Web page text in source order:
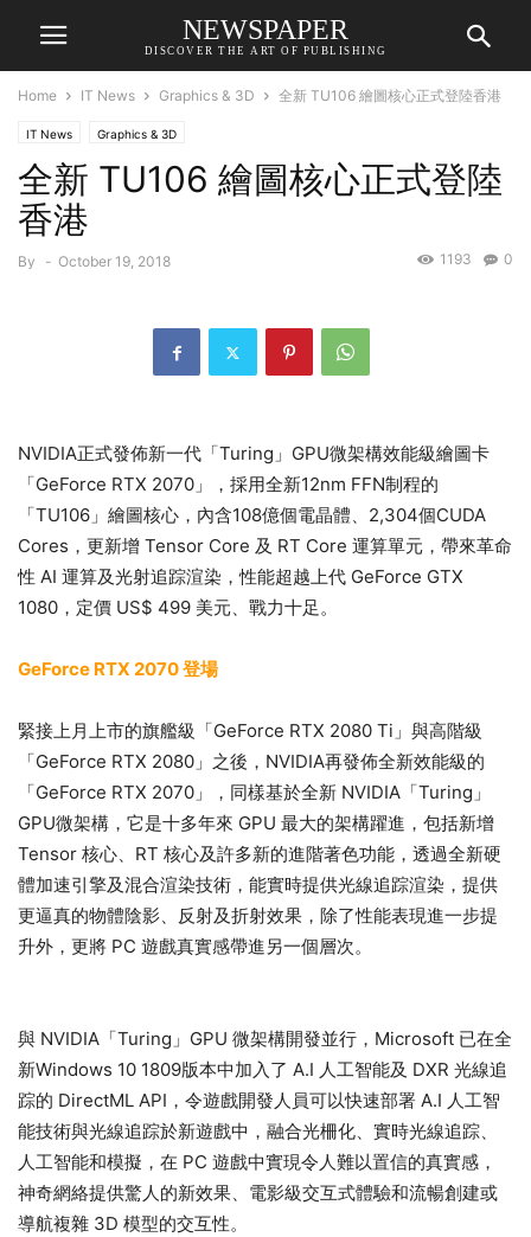
NEWSPAPER
DISCOVER THE ART OF PUBLISHING
Home IT News Graphics & 3D 全新 TU106 繪圖核心正式登陸香港
IT News Graphics & 3D
全新 TU106 繪圖核心正式登陸
香港
By - October 19, 2018 0
1193
NVIDIA正式發佈新一代「Turing」GPU微架構效能級繪圖卡
「GeForce RTX 2070」，採用全新12nm FFN制程的
「TU106」繪圖核心，內含108億個電晶體、2,304個CUDA
Cores，更新增 Tensor Core 及 RT Core 運算單元，帶來革命
性 AI 運算及光射追踪渲染，性能超越上代 GeForce GTX
1080，定價 US$ 499 美元、戰力十足。
GeForce RTX 2070 登場
緊接上月上市的旗艦級「GeForce RTX 2080 Ti」與高階級
「GeForce RTX 2080」之後，NVIDIA再發佈全新效能級的
「GeForce RTX 2070」，同樣基於全新 NVIDIA「Turing」
GPU微架構，它是十多年來 GPU 最大的架構躍進，包括新增
Tensor 核心、RT 核心及許多新的進階著色功能，透過全新硬
體加速引擎及混合渲染技術，能實時提供光線追踪渲染，提供
更逼真的物體陰影、反射及折射效果，除了性能表現進一步提
升外，更將 PC 遊戲真實感帶進另一個層次。
與 NVIDIA「Turing」GPU 微架構開發並行，Microsoft 已在全
新Windows 10 1809版本中加入了 A.I 人工智能及 DXR 光線追
踪的 DirectML API，令遊戲開發人員可以快速部署 A.I 人工智
能技術與光線追踪於新遊戲中，融合光柵化、實時光線追踪、
人工智能和模擬，在 PC 遊戲中實現令人難以置信的真實感，
神奇網絡提供驚人的新效果、電影級交互式體驗和流暢創建或
導航複雜 3D 模型的交互性。